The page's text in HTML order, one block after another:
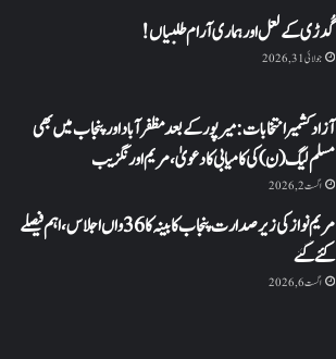
گُدڑی کے لعل اور ہماری آرام طلبیاں!
جولائی 31, 2026
آزاد کشمیر انتخابات: میرپور کے بعد مظفرآباد اور پنجاب میں بھی
مسلم لیگ (ن) کی کامیابی کا دعویٰ، مریم اورنگزیب
اگست 2, 2026
مریم نواز کی زیر صدارت پنجاب کابینہ کا 36واں اجلاس،اہم فیصلے
کئے گئے
اگست 6, 2026